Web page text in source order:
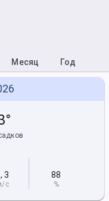
Месяц Год
,3
с
88
%